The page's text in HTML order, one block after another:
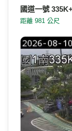
國道一號
距離 981 公尺